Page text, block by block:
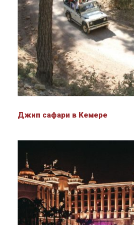
Джип сафари в Кемере